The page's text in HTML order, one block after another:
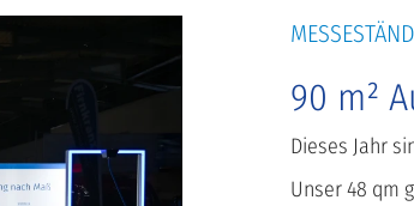
90 m²
Dieses Jahr
Unser 48 qm